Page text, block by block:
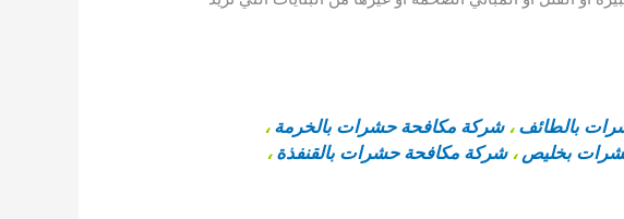
بالطائف ،شركة مكافحة حشرات بالخرمة ،
بخليص ،شركة مكافحة حشرات بالقنفذة ،